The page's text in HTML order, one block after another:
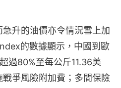
升的油價亦令情況雪上加
的數據顯示，中國到歐
過80%至每公斤11.36美
爭風險附加費；多間保險